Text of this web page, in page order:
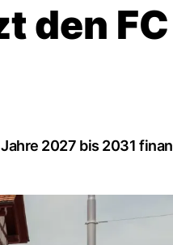
den FC
2027 bis 2031